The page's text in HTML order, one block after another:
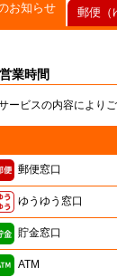
お知らせ
営業時間
ービスの内容により
郵便窓口
ゆうゆう窓口
貯金窓口
ATM
郵便（